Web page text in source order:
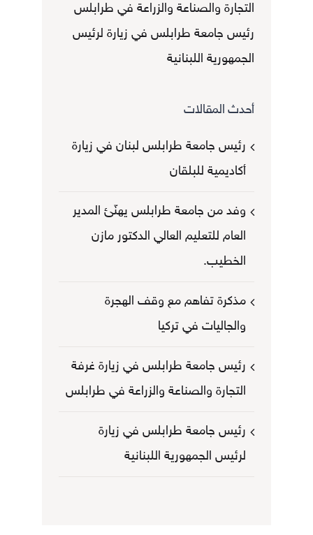
التجارة والصناعة والزراعة في طرابلس
رئيس جامعة طرابلس في زيارة لرئيس
الجمهورية اللبنانية
أحدث المقالات
رئيس جامعة طرابلس لبنان في زيارة
أكاديمية للبلقان
وفد من جامعة طرابلس يهنّئ المدير
العام للتعليم العالي الدكتور مازن
الخطيب.
مذكرة تفاهم مع وقف الهجرة
والجاليات في تركيا
رئيس جامعة طرابلس في زيارة غرفة
التجارة والصناعة والزراعة في طرابلس
رئيس جامعة طرابلس في زيارة
لرئيس الجمهورية اللبنانية